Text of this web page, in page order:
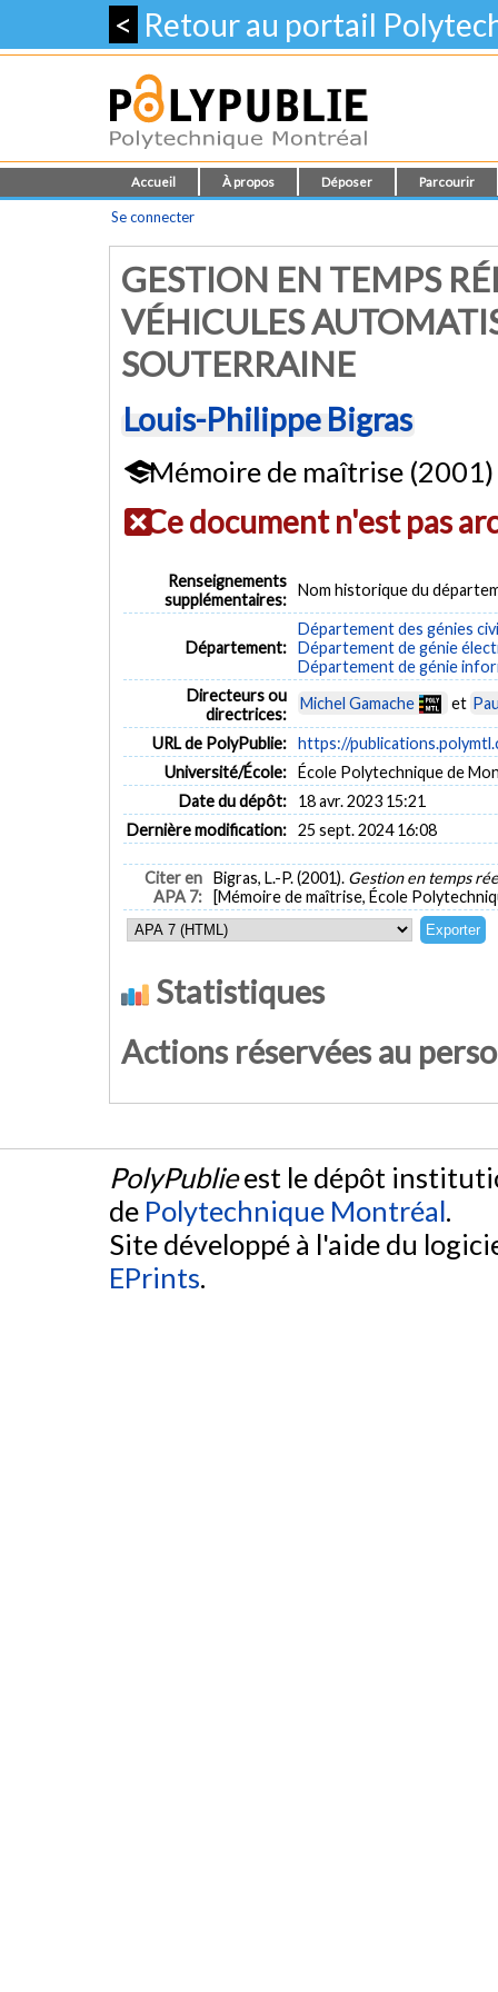
< Retour au portail
Accueil À propos Déposer Parcourir
Se connecter
GESTION EN TEMPS
VÉHICULES
SOUTERRAINE
Louis-Philippe Bigras
Mémoire de maîtrise (2001)
Ce document n'est pas
Renseignements
supplémentaires:
Nom historique du
Département:
Département des génies
Département de génie
Département de génie
Directeurs ou
directrices:
Michel Gamache et
URL de PolyPublie: https://
Université/École: École Polytechnique de
Date du dépôt:
18 avr. 2023 15:21
Dernière modification: 25 sept. 2024 16:08
Citer en
APA 7:
Bigras, L.-P. (2001). Gestion en temps
[Mémoire de maîtrise, École
Statistiques
Actions réservées au
PolyPublieest le dépôt
de Polytechnique Montréal.
Site développé à l'aide du
EPrints.